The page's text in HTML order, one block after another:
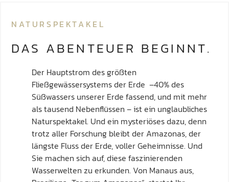
NATURSPEKTAKEL
DAS ABENTEUER BEGINNT.
Der Hauptstrom des größten
Fließgewässersystems der Erde –40% des
Süßwassers unserer Erde fassend, und mit mehr
als tausend Nebenflüssen – ist ein unglaubliches
Naturspektakel. Und ein mysteriöses dazu, denn
trotz aller Forschung bleibt der Amazonas, der
längste Fluss der Erde, voller Geheimnisse. Und
Sie machen sich auf, diese faszinierenden
Wasserwelten zu erkunden. Von Manaus aus,